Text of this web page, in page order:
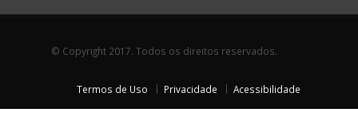
© Copyright 2017. Todos os direitos reservados.
Termos de Uso Privacidade Acessibilidade